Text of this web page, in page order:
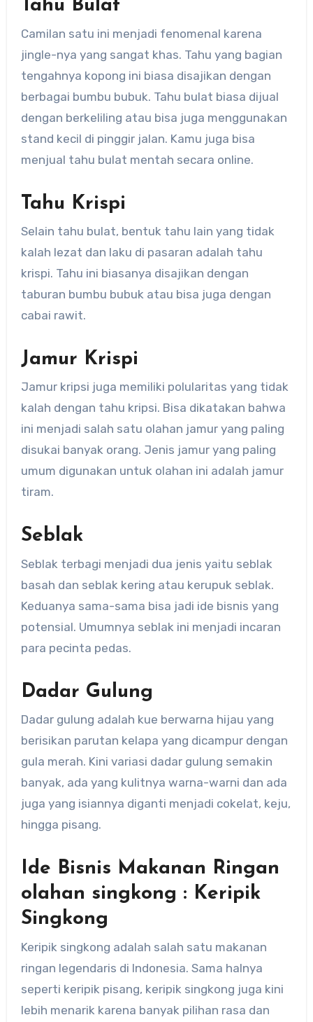
Tahu Bulat
Camilan satu ini menjadi fenomenal karena
jingle-nya yang sangat khas. Tahu yang bagian
tengahnya kopong ini biasa disajikan dengan
berbagai bumbu bubuk. Tahu bulat biasa dijual
dengan berkeliling atau bisa juga menggunakan
stand kecil di pinggir jalan. Kamu juga bisa
menjual tahu bulat mentah secara online.
Tahu Krispi
Selain tahu bulat, bentuk tahu lain yang tidak
kalah lezat dan laku di pasaran adalah tahu
krispi. Tahu ini biasanya disajikan dengan
taburan bumbu bubuk atau bisa juga dengan
cabai rawit.
Jamur Krispi
Jamur kripsi juga memiliki polularitas yang tidak
kalah dengan tahu kripsi. Bisa dikatakan bahwa
ini menjadi salah satu olahan jamur yang paling
disukai banyak orang. Jenis jamur yang paling
umum digunakan untuk olahan ini adalah jamur
tiram.
Seblak
Seblak terbagi menjadi dua jenis yaitu seblak
basah dan seblak kering atau kerupuk seblak.
Keduanya sama-sama bisa jadi ide bisnis yang
potensial. Umumnya seblak ini menjadi incaran
para pecinta pedas.
Dadar Gulung
Dadar gulung adalah kue berwarna hijau yang
berisikan parutan kelapa yang dicampur dengan
gula merah. Kini variasi dadar gulung semakin
banyak, ada yang kulitnya warna-warni dan ada
juga yang isiannya diganti menjadi cokelat, keju,
hingga pisang.
Ide Bisnis Makanan Ringan
olahan singkong : Keripik
Singkong
Keripik singkong adalah salah satu makanan
ringan legendaris di Indonesia. Sama halnya
seperti keripik pisang, keripik singkong juga kini
lebih menarik karena banyak pilihan rasa dan